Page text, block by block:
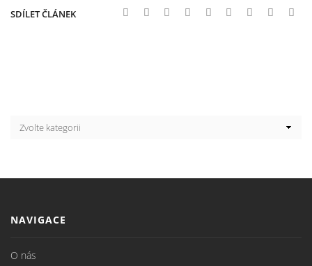
SDÍLET ČLÁNEK
NAVIGACE
O nás